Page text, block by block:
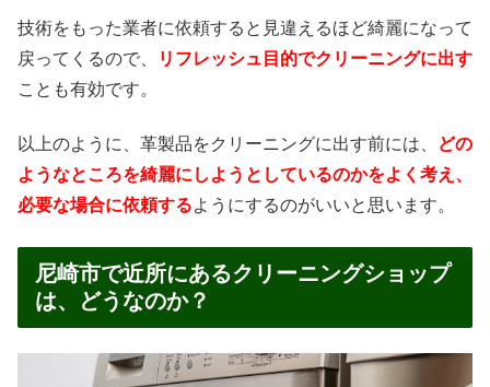
技術をもった業者に依頼すると見違えるほど綺麗になって
戻ってくるので、
リフレッシュ目的でクリーニングに出す
ことも有効です。
以上のように、革製品をクリーニングに出す前には、
どの
ようなところを綺麗にしようとしているのかをよく考え、
必要な場合に依頼するようにするのがいいと思います。
尼崎市で近所にあるクリーニングショップ
は、どうなのか？